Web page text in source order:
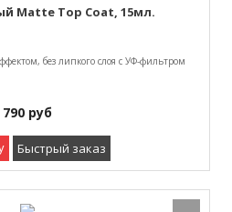
Matte Top Coat, 15мл.
без липкого слоя с УФ-фильтром
790 руб
Быстрый заказ